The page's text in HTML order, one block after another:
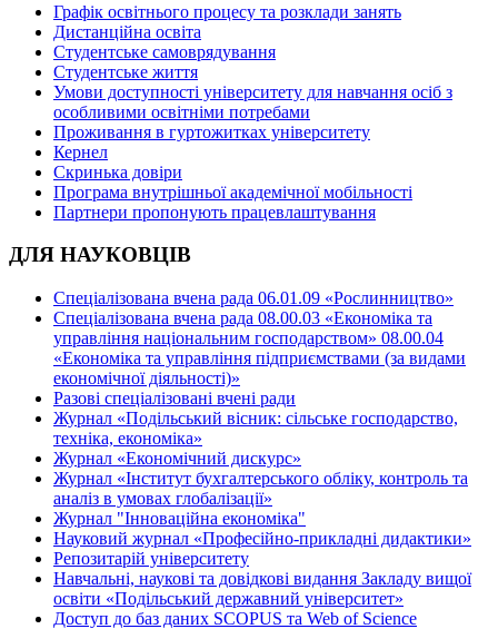
Графік освітнього процесу та розклади занять
Дистанційна освіта
Студентське самоврядування
Студентське життя
Умови доступності університету для навчання осіб з
особливими освітніми потребами
Проживання в гуртожитках університету
Кернел
Скринька довіри
Програма внутрішньої академічної мобільності
Партнери пропонують працевлаштування
ДЛЯ НАУКОВЦІВ
Спеціалізована вчена рада 06.01.09 «Рослинництво»
Спеціалізована вчена рада 08.00.03 «Економіка та
управління національним господарством» 08.00.04
«Економіка та управління підприємствами (за видами
економічної діяльності)»
Разові спеціалізовані вчені ради
Журнал «Подільський вісник: сільське господарство,
техніка, економіка»
Журнал «Економічний дискурс»
Журнал «Інститут бухгалтерського обліку, контроль та
аналіз в умовах глобалізації»
Журнал "Інноваційна економіка"
Науковий журнал «Професійно-прикладні дидактики»
Репозитарій університету
Навчальні, наукові та довідкові видання Закладу вищої
освіти «Подільський державний університет»
Доступ до баз даних SCOPUS та Web of Science